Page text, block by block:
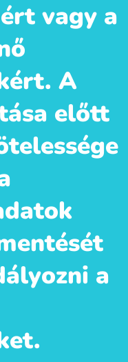
vagy a
A
előtt
a